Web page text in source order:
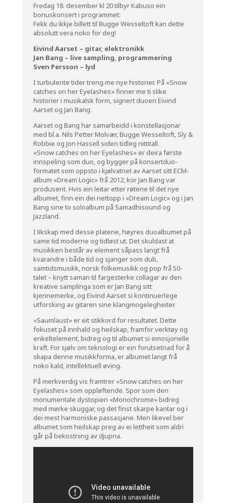
Fredag 18. desember kl 20 tilbyr Kabuso ein
bonuskonsert i programmet:
Fekk du ikkje billett til Bugge Wesseltoft kan dette
absolutt vera noko for deg!
Eivind Aarset – gitar, elektronikk
Jan Bang – live sampling, programmering
Sven Persson – lyd
I turbulente tider treng me nye historier. På «Snow
catches on her Eyelashes» finner me ti slike
historier i musikalsk form, signert duoen Eivind
Aarset og Jan Bang.
Aarset og Bang har samarbeidd i konstellasjonar
med bl.a. Nils Petter Molvær, Bugge Wesseltoft, Sly &
Robbie og Jon Hassell siden tidleg nittitall.
«Snow catches on her Eyelashes» er deira første
innspeling som duo, og bygger på konsertduo-
formatet som oppsto i kjølvatnet av Aarset sitt ECM-
album «Dream Logic» frå 2012, kor Jan Bang var
produsent. Hvis ein leitar etter røtene til det nye
albumet, finn ein dei nettopp i «Dream Logic» og i Jan
Bang sine to soloalbum på Samadhisound og
Jazzland.
I likskap med desse platene, høyres duoalbumet på
same tid moderne og tidløst ut. Det skuldast at
musikken består av element såpass langt frå
kvarandre i både tid og sjanger som dub,
samtidsmusikk, norsk folkemusikk og pop frå 50-
talet – knytt saman til fargesterke collagar av den
kreative samplinga som er Jan Bang sitt
kjennemerke, og Eivind Aarset si kontinuerlege
utforsking av gitaren sine klangmogelegheiter.
«Saumlaust» er eit stikkord for resultatet. Dette
fokuset på innhald og heilskap, framfor verktøy og
enkeltelement, bidreg og til albumet si emosjonelle
kraft. For sjølv om teknologi er ein forutsetnad for å
skapa denne musikkforma, er albumet langt frå
noko kald, intellektuell øving.
På merkverdig vis framtrer «Snow catches on her
Eyelashes» som oppløftende. Spor som den
monumentale dystopien «Monochrome» bidreg
med mørke skuggar, og det finst skarpe kantar og i
dei mest harmoniske passasjane. Men likevel ber
albumet som heilskap preg av ei lettheit som aldri
går på bekostning av djupna.